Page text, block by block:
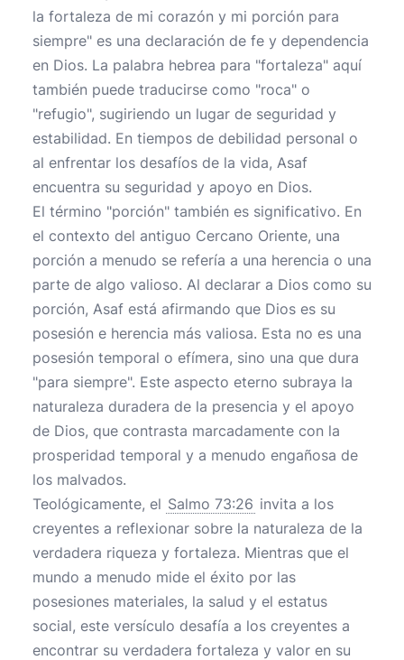
la fortaleza de mi corazón y mi porción para
siempre" es una declaración de fe y dependencia
en Dios. La palabra hebrea para "fortaleza" aquí
también puede traducirse como "roca" o
"refugio", sugiriendo un lugar de seguridad y
estabilidad. En tiempos de debilidad personal o
al enfrentar los desafíos de la vida, Asaf
encuentra su seguridad y apoyo en Dios.
El término "porción" también es significativo. En
el contexto del antiguo Cercano Oriente, una
porción a menudo se refería a una herencia o una
parte de algo valioso. Al declarar a Dios como su
porción, Asaf está afirmando que Dios es su
posesión e herencia más valiosa. Esta no es una
posesión temporal o efímera, sino una que dura
"para siempre". Este aspecto eterno subraya la
naturaleza duradera de la presencia y el apoyo
de Dios, que contrasta marcadamente con la
prosperidad temporal y a menudo engañosa de
los malvados.
Teológicamente, el Salmo 73:26 invita a los
creyentes a reflexionar sobre la naturaleza de la
verdadera riqueza y fortaleza. Mientras que el
mundo a menudo mide el éxito por las
posesiones materiales, la salud y el estatus
social, este versículo desafía a los creyentes a
encontrar su verdadera fortaleza y valor en su